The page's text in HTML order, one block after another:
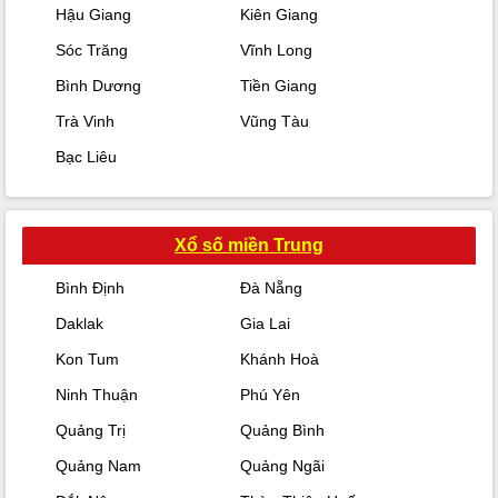
Hậu Giang
Kiên Giang
Sóc Trăng
Vĩnh Long
Bình Dương
Tiền Giang
Trà Vinh
Vũng Tàu
Bạc Liêu
Xổ số miền Trung
Bình Định
Đà Nẵng
Daklak
Gia Lai
Kon Tum
Khánh Hoà
Ninh Thuận
Phú Yên
Quảng Trị
Quảng Bình
Quảng Nam
Quảng Ngãi